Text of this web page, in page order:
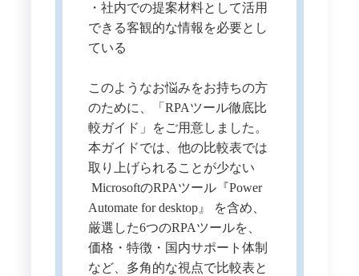
・社内での提案材料として活用
できる客観的な情報を必要とし
ている
このようなお悩みをお持ちの方
のために、「RPAツール徹底比
較ガイド」をご用意しました。
本ガイドでは、他の比較表では
取り上げられることが少ない
MicrosoftのRPAツール『Power
Automate for desktop』 を含め、
厳選した6つのRPAツールを、
価格・特徴・国内サポート体制
など、多角的な視点で比較表と